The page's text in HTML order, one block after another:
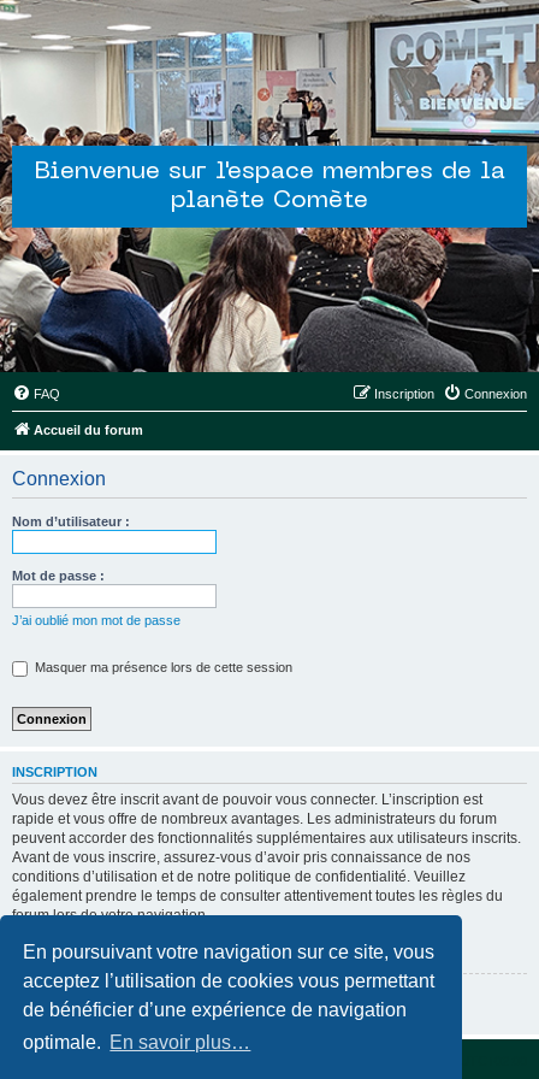
En poursuivant votre navigation sur ce site, vous
acceptez l’utilisation de cookies vous permettant
de bénéficier d’une expérience de navigation
optimale. En savoir plus…
Bienvenue sur l'espace membres de la
planète Comète
FAQ Connexion
Inscription
Accueil du forum
Connexion
Nom d’utilisateur :
Mot de passe :
J’ai oublié mon mot de passe
Masquer ma présence lors de cette session
INSCRIPTION
Vous devez être inscrit avant de pouvoir vous connecter. L’inscription est
rapide et vous offre de nombreux avantages. Les administrateurs du forum
peuvent accorder des fonctionnalités supplémentaires aux utilisateurs inscrits.
Avant de vous inscrire, assurez-vous d’avoir pris connaissance de nos
conditions d’utilisation et de notre politique de confidentialité. Veuillez
également prendre le temps de consulter attentivement toutes les règles du
forum lors de votre navigation.
Conditions d’utilisation|Politique de confidentialité
Inscription